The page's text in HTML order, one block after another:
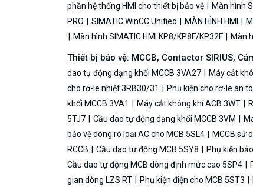
phần hệ thống HMI cho thiết bị bảo vệ
Màn hình
PRO
SIMATIC WinCC Unified MÀN HÌNH HMI
Màn hình SIMATIC HMI KP8/KP8F/KP32F
Màn
Thiết bị bảo vệ: MCCB, Contactor SIRIUS,
dao tự động dạng khối MCCB 3VA27
Máy cắt
cho rơ-le nhiệt 3RB30/31
Phụ kiện cho rơ-le an
khối MCCB 3VA1
Máy cắt không khí ACB 3WT
5TJ7
Cầu dao tự động dạng khối MCCB 3VM
bảo vệ dòng rò loại AC cho MCB 5SL4
MCCB sử
RCCB
Cầu dao tự động MCB 5SY8 Phụ kiện
Cầu dao tự động MCB dòng định mức cao 5SP4
gian dòng LZS RT
Phụ kiện điện cho MCB 5ST3